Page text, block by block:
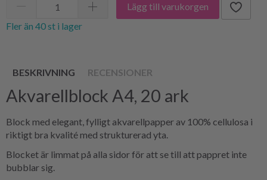
Lägg till varukorgen
Fler än 40 st i lager
BESKRIVNING RECENSIONER
Akvarellblock A4, 20 ark
Block med elegant, fylligt akvarellpapper av 100% cellulosa i
riktigt bra kvalité med strukturerad yta.
Blocket är limmat på alla sidor för att se till att pappret inte
bubblar sig.